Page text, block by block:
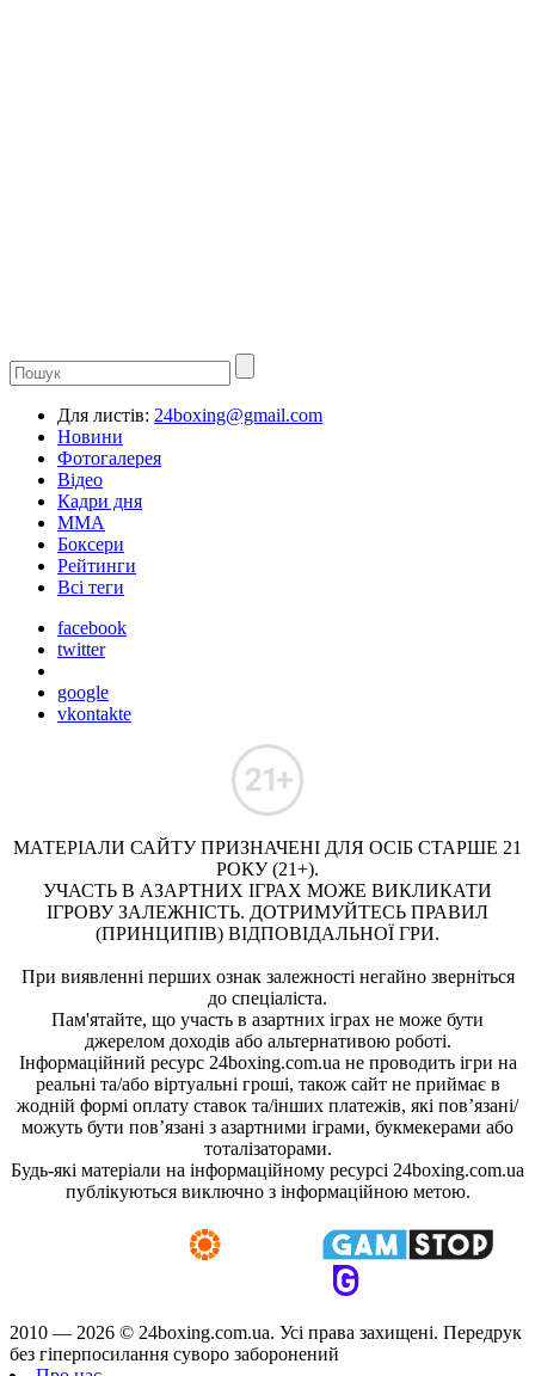
Для листів: 24boxing@gmail.com
Новини
Фотогалерея
Відео
Кадри дня
ММА
Боксери
Рейтинги
Всі теги
facebook
twitter
google
vkontakte
МАТЕРІАЛИ САЙТУ ПРИЗНАЧЕНІ ДЛЯ ОСІБ СТАРШЕ 21
РОКУ (21+).
УЧАСТЬ В АЗАРТНИХ ІГРАХ МОЖЕ ВИКЛИКАТИ
ІГРОВУ ЗАЛЕЖНІСТЬ. ДОТРИМУЙТЕСЬ ПРАВИЛ
(ПРИНЦИПІВ) ВІДПОВІДАЛЬНОЇ ГРИ.
При виявленні перших ознак залежності негайно зверніться
до спеціаліста.
Пам'ятайте, що участь в азартних іграх не може бути
джерелом доходів або альтернативою роботі.
Інформаційний ресурс 24boxing.com.ua не проводить ігри на
реальні та/або віртуальні гроші, також сайт не приймає в
жодній формі оплату ставок та/інших платежів, які пов’язані/
можуть бути пов’язані з азартними іграми, букмекерами або
тоталізаторами.
Будь-які матеріали на інформаційному ресурсі 24boxing.com.ua
публікуються виключно з інформаційною метою.
2010 — 2026 © 24boxing.com.ua. Усi права захищенi. Передрук
без гіперпосилання суворо заборонений